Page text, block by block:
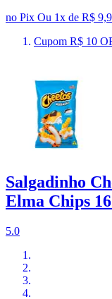
no Pix Ou 1x de R$
Cupom R$ 10
Salgadinho
Elma Chips
5.0